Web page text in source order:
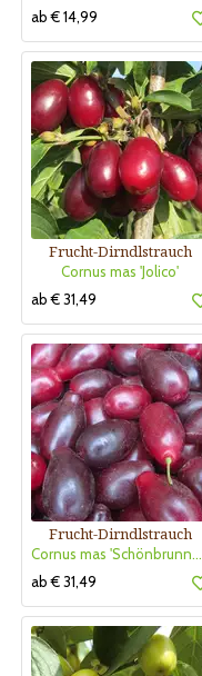
ab € 14,99
Frucht-Dirndlstrauch
Cornus mas 'Jolico'
ab € 31,49
Frucht-Dirndlstrauch
Cornus mas 'Schönbrunner Gourmet'
ab € 31,49